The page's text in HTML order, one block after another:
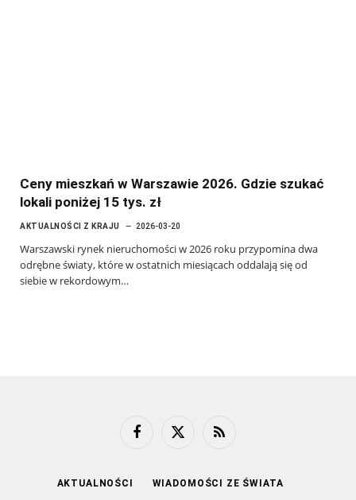
Ceny mieszkań w Warszawie 2026. Gdzie szukać
lokali poniżej 15 tys. zł
AKTUALNOŚCI Z KRAJU 2026-03-20
Warszawski rynek nieruchomości w 2026 roku przypomina dwa
odrębne światy, które w ostatnich miesiącach oddalają się od
siebie w rekordowym…
FacebookX
RSS
AKTUALNOŚCI WIADOMOŚCI ZE ŚWIATA